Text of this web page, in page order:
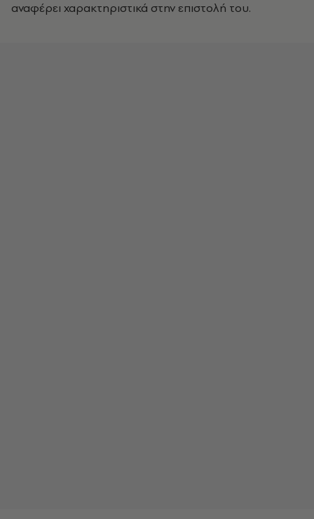
αναφέρει χαρακτηριστικά στην επιστολή του.